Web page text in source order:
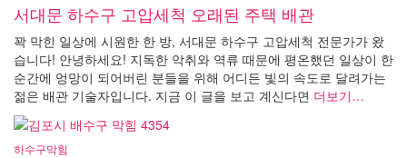
서대문 하수구 고압세척 오래된 주택 배관
꽉 막힌 일상에 시원한 한 방, 서대문 하수구 고압세척 전문가가 왔
습니다! 안녕하세요! 지독한 악취와 역류 때문에 평온했던 일상이 한
순간에 엉망이 되어버린 분들을 위해 어디든 빛의 속도로 달려가는
젊은 배관 기술자입니다. 지금 이 글을 보고 계신다면 더보기…
하수구막힘